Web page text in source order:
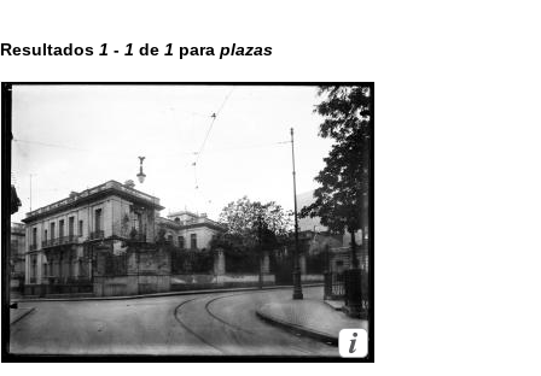
Resultados 1 - 1 de 1 para plazas